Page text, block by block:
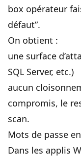
box opérateur
défaut”.
On obtient :
une surface
SQL Server, etc.)
aucun
compromis, le
scan.
Mots de passe
Dans les applis